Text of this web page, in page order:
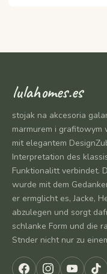
lulahomes.es
stojak na akcesoria
marmurem i grafitowym
mit elegantem
Interpretation des
Funktionalitt verbindet.
wurde mit dem
er ermglicht es, Jacke,
abzulegen und sorgt
schlanke Form und die
Stnder nicht nur zu